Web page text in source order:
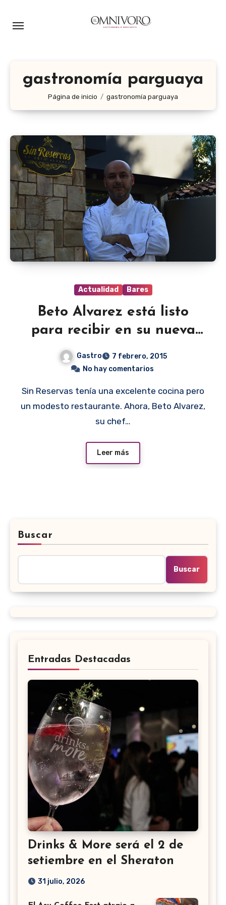
gastronomía parguaya
Página de inicio gastronomía parguaya
Actualidad Bares
Beto Alvarez está listo
para recibir en su nueva
Gastro
7 febrero, 2015
No hay comentarios
Sin Reservas tenía una excelente cocina pero
un modesto restaurante. Ahora, Beto Alvarez,
su chef…
Leer más
Buscar
Buscar
Entradas Destacadas
Drinks & More será el 2 de
setiembre en el Sheraton
31 julio, 2026